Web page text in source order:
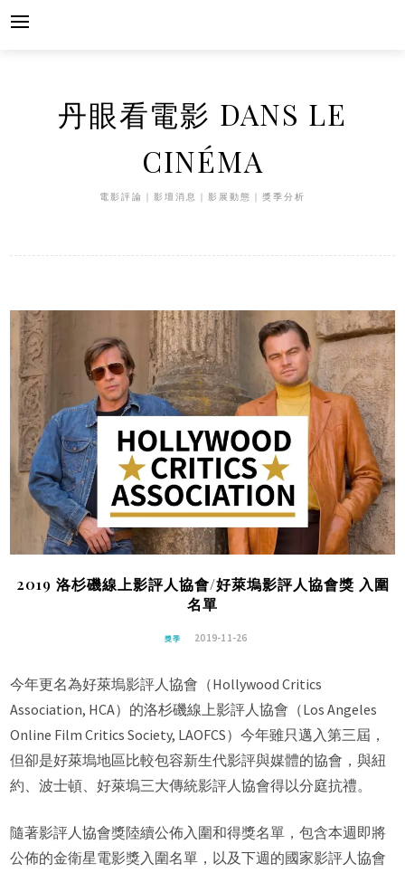
Skip
丹眼看電影 DANS LE
CINÉMA
電影評論｜影壇消息｜影展動態｜獎季分析
2019 洛杉磯線上影評人協會/好萊塢影評人協會獎 入圍
名單
獎季 2019-11-26
今年更名為好萊塢影評人協會（Hollywood Critics
Association, HCA）的洛杉磯線上影評人協會（Los Angeles
Online Film Critics Society, LAOFCS）今年雖只邁入第三屆，
但卻是好萊塢地區比較包容新生代影評與媒體的協會，與紐
約、波士頓、好萊塢三大傳統影評人協會得以分庭抗禮。
隨著影評人協會獎陸續公佈入圍和得獎名單，包含本週即將
公佈的金衛星電影獎入圍名單，以及下週的國家影評人協會